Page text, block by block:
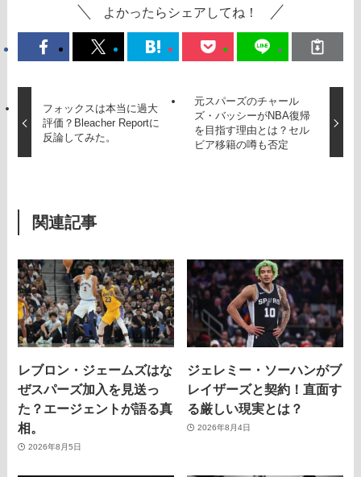
よかったらシェアしてね！
フォックスは本当に過大
評価？Bleacher Reportに
反論してみた。
元スパーズのチャール
ズ・バッシーがNBA復帰
を目指す理由とは？セル
ビア移籍の噂も否定
関連記事
レブロン・ジェームズはな
ぜスパーズ加入を見送っ
た？エージェントが語る真
相。
2026年8月5日
ジェレミー・ソーハンがブ
レイザーズと契約！直面す
る厳しい現実とは？
2026年8月4日